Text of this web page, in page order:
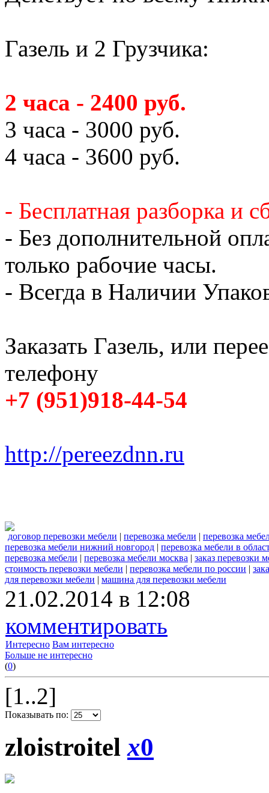
Газель и 2 Грузчика:
2 часа - 2400 руб.
3 часа - 3000 руб.
4 часа - 3600 руб.
- Бесплатная разборка и
- Без дополнительной
только рабочие часы.
- Всегда в Наличии
Заказать Газель, или
телефону
+7 (951)918-44-54
http://pereezdnn.ru
договор перевозки мебели | перевозка мебели | перевозка
перевозка мебели нижний новгород | перевозка мебели в
перевозка мебели | перевозка мебели москва | заказ перевозки
стоимость перевозки мебели | перевозка мебели по россии |
для перевозки мебели | машина для перевозки мебели
21.02.2014 в 12:08
комментировать
Интересно Вам интересно
Больше не интересно
(0)
[1..2]
Показывать по:
zloistroitelx0